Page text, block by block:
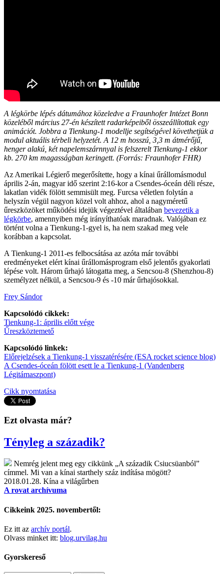
A légkörbe lépés dátumához közeledve a Fraunhofer Intézet Bonn
közeléből március 27-én készített radarképeiből összeállítottak egy
animációt. Jobbra a Tienkung-1 modellje segítségével követhetjük a
modul aktuális térbeli helyzetét. A 12 m hosszú, 3,3 m átmérőjű,
henger alakú, két napelemszárnnyal is felszerelt Tienkung-1 ekkor
kb. 270 km magasságban keringett. (Forrás: Fraunhofer FHR)
Az Amerikai Légierő megerősítette, hogy a kínai űrállomásmodul
április 2-án, magyar idő szerint 2:16-kor a Csendes-óceán déli része,
lakatlan vidék fölött semmisült meg. Furcsa véletlen folytán a
helyszín végül nagyon közel volt ahhoz, ahol a nagyméretű
űreszközöket működési idejük végeztével általában bevezetik a
légkörbe, amennyiben még irányíthatóak maradnak. Valójában ez
történt volna a Tienkung-1-gyel is, ha nem szakad meg vele
korábban a kapcsolat.
A Tienkung-1 2011-es felbocsátása az azóta már további
eredményeket elért kínai űrállomásprogram első jelentős gyakorlati
lépése volt. Három űrhajó látogatta meg, a Sencsou-8 (Shenzhou-8)
személyzet nélkül, a Sencsou-9 és -10 már űrhajósokkal.
Frey Sándor
Kapcsolódó cikkek:
Tienkung-1: április előtt vége
Űreszköztemető
Kapcsolódó linkek:
Előrejelzések a Tienkung-1 visszatérésére (ESA rocket science blog)
A Csendes-óceán fölött esett le a Tienkung-1 (Vandenberg
Légitámaszpont)
Cikk nyomtatása
Ezt olvasta már?
Tényleg a századik?
Nemrég jelent meg egy cikkünk „A századik Csiucsüanból”
címmel. Mi van a kínai starthely száz indítása mögött?
2018.01.28. Kína a világűrben
A rovat archívuma
Cikkeink 2025. novembertől:
Ez itt az archív portál.
Olvass minket itt: blog.urvilag.hu
Gyorskereső